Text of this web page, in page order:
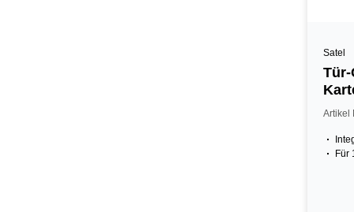
Satel
Artikel
Für